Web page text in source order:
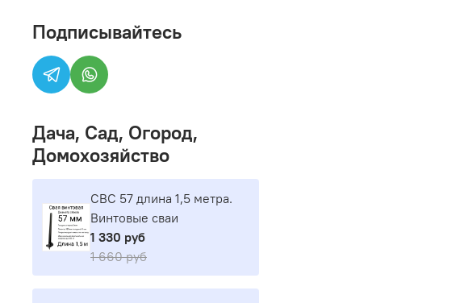
Подписывайтесь
Дача, Сад, Огород,
Домохозяйство
СВС 57 длина 1,5 метра.
Винтовые сваи
1 330 руб
1 660 руб